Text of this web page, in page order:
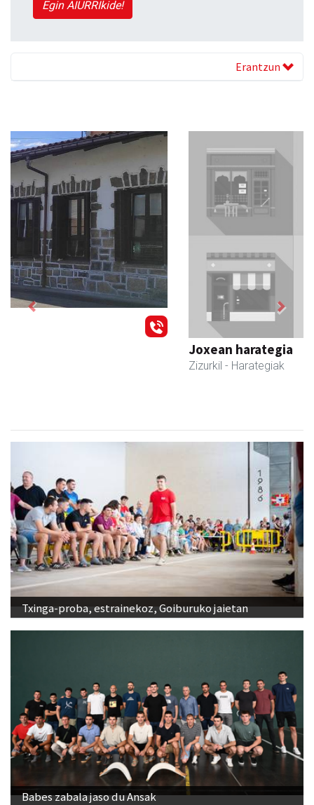
Egin AIURRIkide!
Erantzun
Previous Next
Txinga-proba, estrainekoz, Goiburuko jaietan
Babes zabala jaso du Ansak